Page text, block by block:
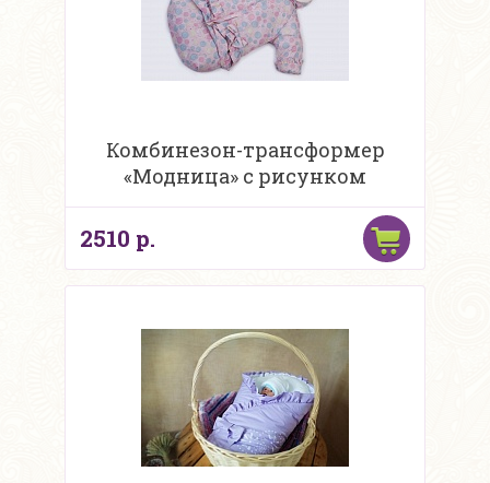
Комбинезон-трансформер
«Модница» с рисунком
2510 р.